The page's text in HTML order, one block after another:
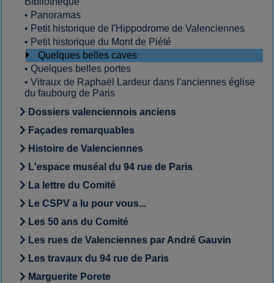
• Panoramas
• Petit historique de l'Hippodrome de Valenciennes
• Petit historique du Mont de Piété
Quelques belles caves
• Quelques belles portes
• Vitraux de Raphaël Lardeur dans l'anciennes église
du faubourg de Paris
Dossiers valenciennois anciens
Façades remarquables
Histoire de Valenciennes
L'espace muséal du 94 rue de Paris
La lettre du Comité
Le CSPV a lu pour vous...
Les 50 ans du Comité
Les rues de Valenciennes par André Gauvin
Les travaux du 94 rue de Paris
Marguerite Porete